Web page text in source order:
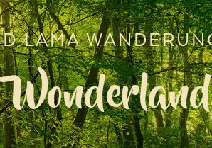
LAMA